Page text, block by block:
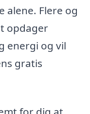
alene. Flere og
opdager
energi og vil
gratis